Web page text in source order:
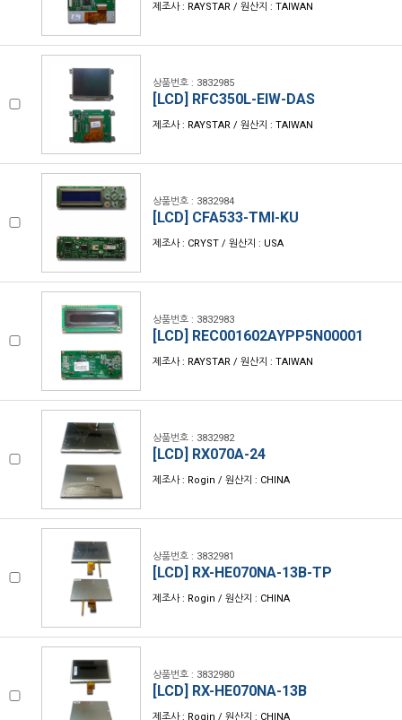
제조사 : RAYSTAR / 원산지 : TAIWAN
상품번호 : 3832985
[LCD] RFC350L-EIW-DAS
제조사 : RAYSTAR / 원산지 : TAIWAN
상품번호 : 3832984
[LCD] CFA533-TMI-KU
제조사 : CRYST / 원산지 : USA
상품번호 : 3832983
[LCD] REC001602AYPP5N00001
제조사 : RAYSTAR / 원산지 : TAIWAN
상품번호 : 3832982
[LCD] RX070A-24
제조사 : Rogin / 원산지 : CHINA
상품번호 : 3832981
[LCD] RX-HE070NA-13B-TP
제조사 : Rogin / 원산지 : CHINA
상품번호 : 3832980
[LCD] RX-HE070NA-13B
제조사 : Rogin / 원산지 : CHINA